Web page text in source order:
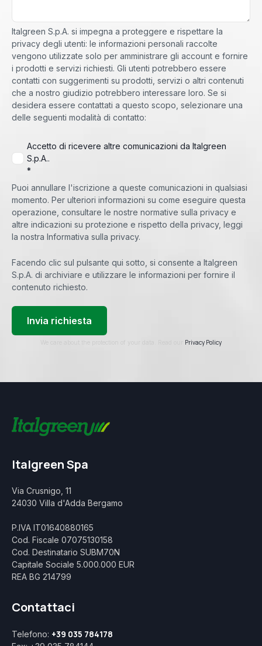
Italgreen S.p.A. si impegna a proteggere e rispettare la
privacy degli utenti: le informazioni personali raccolte
vengono utilizzate solo per amministrare gli account e fornire
i prodotti e servizi richiesti. Gli utenti potrebbero essere
contatti con suggerimenti su prodotti, servizi o altri contenuti
che a nostro giudizio potrebbero interessare loro. Se si
desidera essere contattati a questo scopo, selezionare una
delle seguenti modalità di contatto:
Accetto di ricevere altre comunicazioni da Italgreen
S.p.A..
*
Puoi annullare l'iscrizione a queste comunicazioni in qualsiasi
momento. Per ulteriori informazioni su come eseguire questa
operazione, consultare le nostre normative sulla privacy e
altre indicazioni su protezione e rispetto della privacy, leggi
la nostra Informativa sulla privacy.
Facendo clic sul pulsante qui sotto, si consente a Italgreen
S.p.A. di archiviare e utilizzare le informazioni per fornire il
contenuto richiesto.
Privacy Policy
Italgreen Spa
Via Crusnigo, 11
24030 Villa d'Adda Bergamo
P.IVA IT01640880165
Cod. Fiscale 07075130158
Cod. Destinatario SUBM70N
Capitale Sociale 5.000.000 EUR
REA BG 214799
Contattaci
Telefono: +39 035 784178